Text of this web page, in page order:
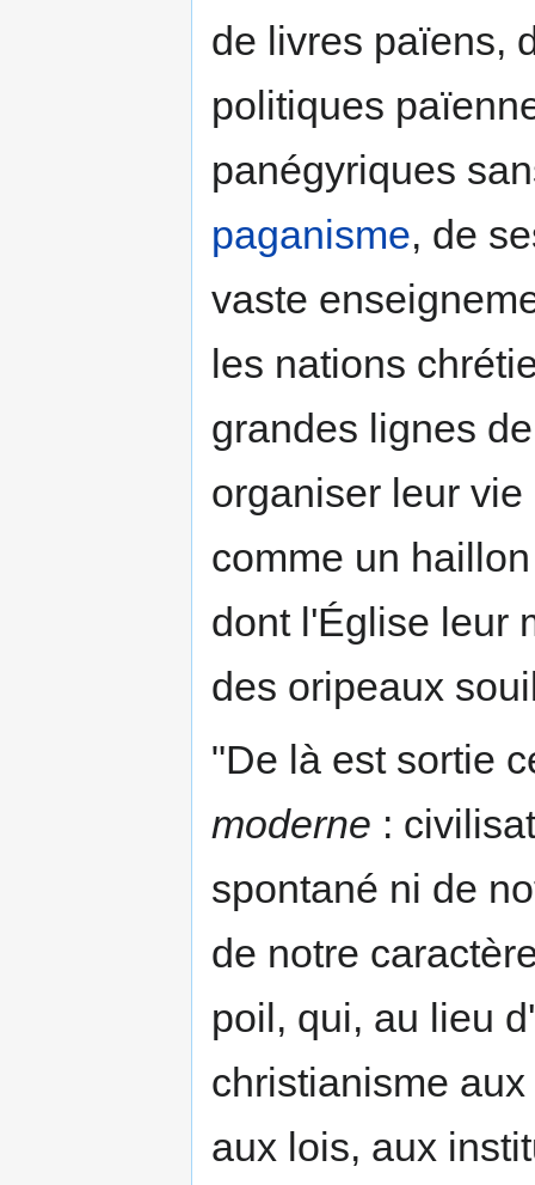
de livres païens,
politiques
panégyriques
paganisme, de
vaste
les nations
grandes lignes
organiser leur
comme un
dont l'Église leur
des oripeaux
"De là est sortie
moderne :
spontané ni de
de notre
poil, qui, au lieu
christianisme
aux lois, aux